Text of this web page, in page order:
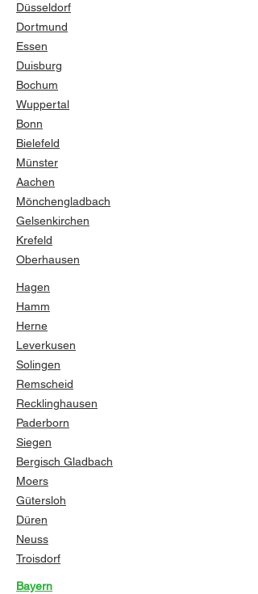
Düsseldorf
Dortmund
Essen
Duisburg
Bochum
Wuppertal
Bonn
Bielefeld
Münster
Aachen
Mönchengladbach
Gelsenkirchen
Krefeld
Oberhausen
Hagen
Hamm
Herne
Leverkusen
Solingen
Remscheid
Recklinghausen
Paderborn
Siegen
Bergisch Gladbach
Moers
Gütersloh
Düren
Neuss
Troisdorf
Bayern